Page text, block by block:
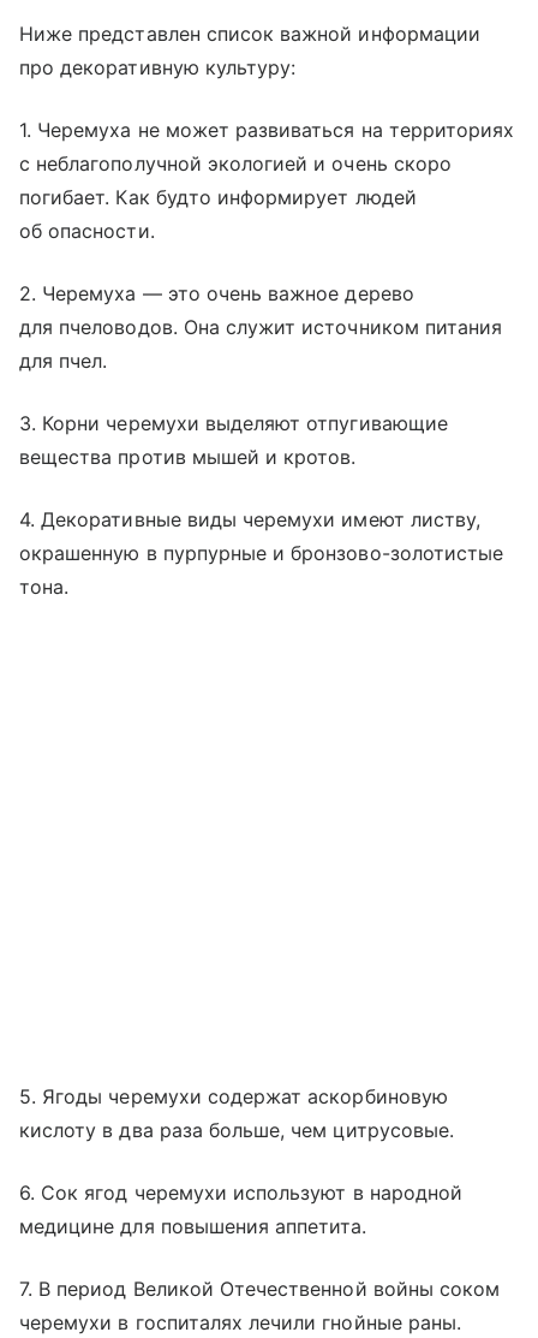
Ниже представлен список важной информации
про декоративную культуру:
1. Черемуха не может развиваться на территориях
с неблагополучной экологией и очень скоро
погибает. Как будто информирует людей
об опасности.
2. Черемуха — это очень важное дерево
для пчеловодов. Она служит источником питания
для пчел.
3. Корни черемухи выделяют отпугивающие
вещества против мышей и кротов.
4. Декоративные виды черемухи имеют листву,
окрашенную в пурпурные и бронзово-золотистые
тона.
5. Ягоды черемухи содержат аскорбиновую
кислоту в два раза больше, чем цитрусовые.
6. Сок ягод черемухи используют в народной
медицине для повышения аппетита.
7. В период Великой Отечественной войны соком
черемухи в госпиталях лечили гнойные раны.